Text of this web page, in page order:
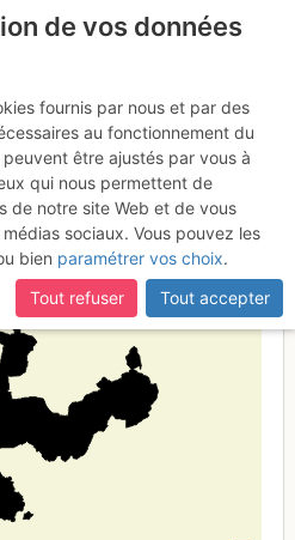
de vos données
fournis par nous et par des
au fonctionnement du
être ajustés par vous à
qui nous permettent de
de notre site Web et de vous
sociaux. Vous pouvez les
bien paramétrer vos choix.
Tout refuser
Tout accepter